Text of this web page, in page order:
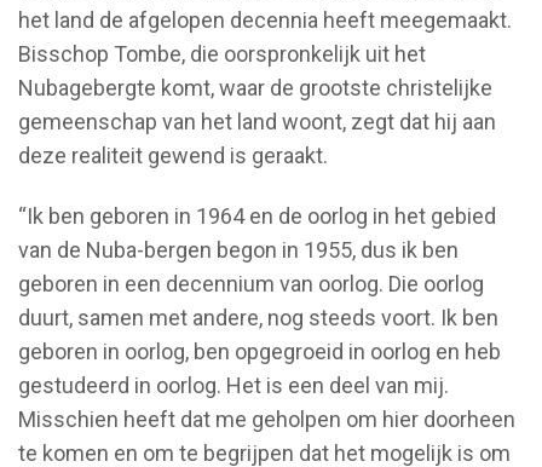
het land de afgelopen decennia heeft meegemaakt.
Bisschop Tombe, die oorspronkelijk uit het
Nubagebergte komt, waar de grootste christelijke
gemeenschap van het land woont, zegt dat hij aan
deze realiteit gewend is geraakt.
“Ik ben geboren in 1964 en de oorlog in het gebied
van de Nuba-bergen begon in 1955, dus ik ben
geboren in een decennium van oorlog. Die oorlog
duurt, samen met andere, nog steeds voort. Ik ben
geboren in oorlog, ben opgegroeid in oorlog en heb
gestudeerd in oorlog. Het is een deel van mij.
Misschien heeft dat me geholpen om hier doorheen
te komen en om te begrijpen dat het mogelijk is om